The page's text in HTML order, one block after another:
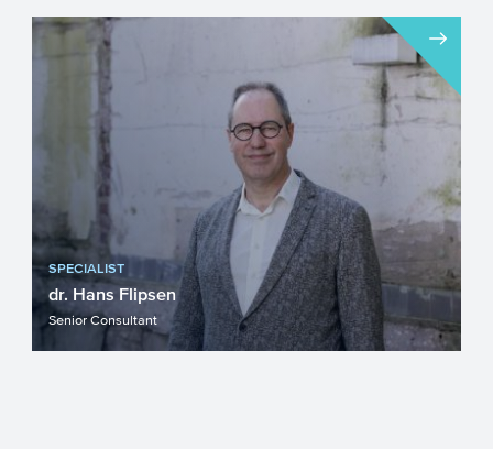
SPECIALIST
dr. Hans Flipsen
Senior Consultant